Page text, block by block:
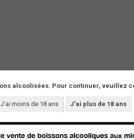
cépages
pierre
LE DOMAINE
Les vignerons
Les terroirs
Le domaine
alcoolisées. Pour continuer, veuillez
J'ai moins de 18 ans J'ai plus de 18 ans